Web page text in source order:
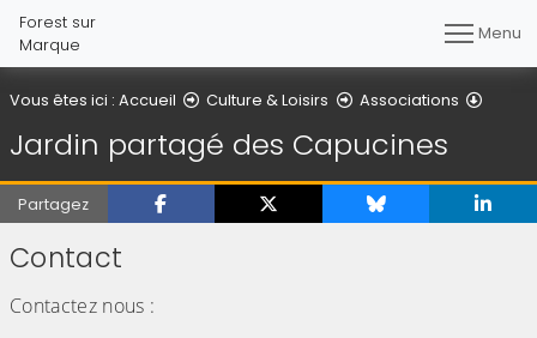
Forest sur
Marque
Menu
Vous êtes ici : Accueil Culture & Loisirs Associations
Jardin partagé des Capucines
Partagez
Contact
Contactez nous :